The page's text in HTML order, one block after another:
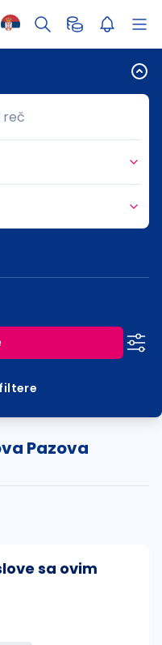
reč
reč
Pazova
sa ovim